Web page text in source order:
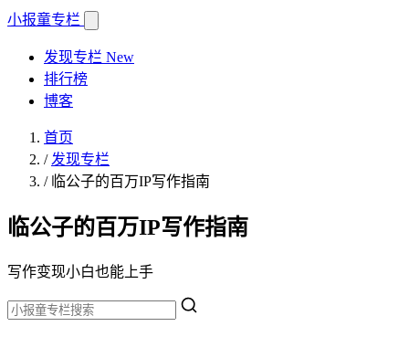
小报童专栏
发现专栏 New
排行榜
博客
首页
/ 发现专栏
/ 临公子的百万IP写作指南
临公子的百万IP写作指南
写作变现小白也能上手